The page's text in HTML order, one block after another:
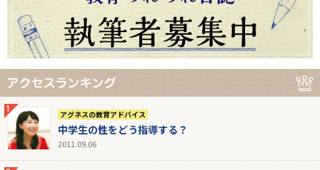
アグネスの教育アドバイス
中学生の性をどう指導する？
2011.09.06